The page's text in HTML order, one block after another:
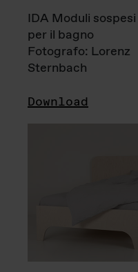
IDA Moduli sospesi
per il bagno
Fotografo: Lorenz
Sternbach
Download